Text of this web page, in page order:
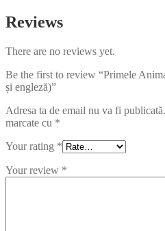
Reviews
There are no reviews yet.
Be the first to review “Primele
și engleză)”
Adresa ta de email nu va fi publicată.
marcate cu *
Your rating *
Your review *